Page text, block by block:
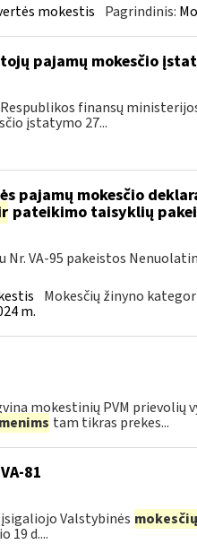
mokestis Pagrindinis:
pajamų mokesčio
finansų
įstatymo 27...
pajamų mokesčio
pateikimo taisyklių
Nr. VA-95 pakeistos
Mokesčių žinyno
m.
mokestinių PVM prievolių
tam tikras prekes...
81
Valstybinės mokesčių
19 d....